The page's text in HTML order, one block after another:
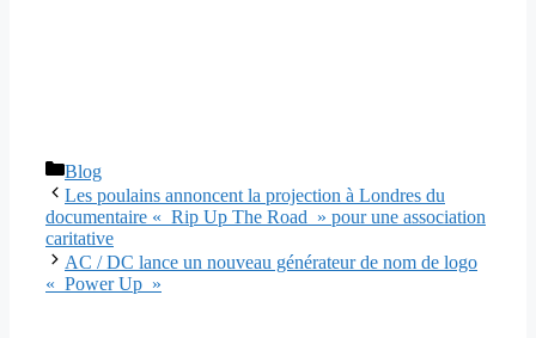
Catégories
Blog
Les poulains annoncent la projection à Londres du
documentaire « Rip Up The Road » pour une association
caritative
AC / DC lance un nouveau générateur de nom de logo
« Power Up »